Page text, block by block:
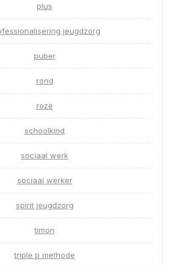
plus
jeugdzorg
puber
rond
roze
schoolkind
sociaal werk
sociaal werker
spirit jeugdzorg
timon
triple p methode